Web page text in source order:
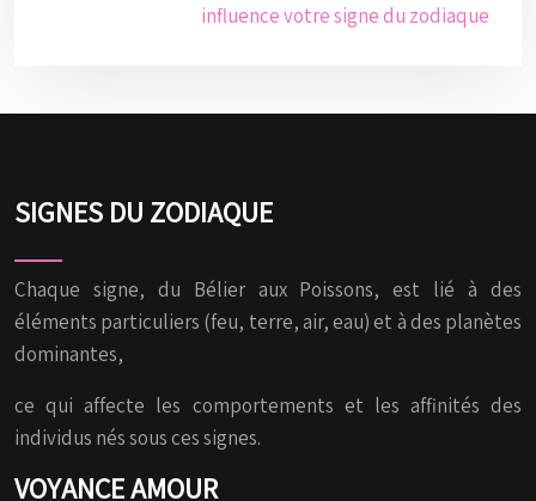
influence votre signe du zodiaque
SIGNES DU ZODIAQUE
Chaque signe, du Bélier aux Poissons, est lié à des
éléments particuliers (feu, terre, air, eau) et à des planètes
dominantes,
ce qui affecte les comportements et les affinités des
individus nés sous ces signes.
VOYANCE AMOUR